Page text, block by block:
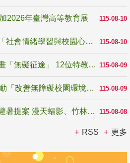
115-08-10
2026年臺灣高等教育展
115-08-10
教育部鼓勵大專校院推動「社會情緒學習與校園心理健康促進計畫」 培育校園「心」韌性
115-08-09
青年百億海外圓夢基金計畫「無礙征途」 12位特教與弱勢青年勇闖西班牙 跨越感官限制見證生命蛻變
115-08-09
國教署補助22縣市積極推動「改善無障礙校園環境計畫」 打造友善、安全、無礙學習空間
115-08-08
青年壯遊點精選夏夜限定避暑提案 漫天蝠影、竹林尋蛙、茶香夜觀 邀青年暮色出發
RSS 更多